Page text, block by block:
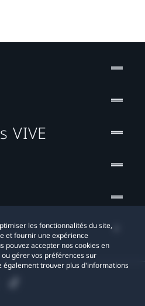
les fonctionnalités du site,
et fournir une expérience
pouvez accepter nos cookies en
gérer vos préférences sur
également trouver plus d'informations
VIVE